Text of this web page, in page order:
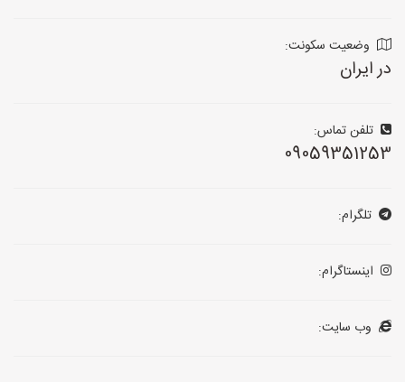
وضعیت سکونت:
در ایران
تلفن تماس:
09059351253
تلگرام:
اینستاگرام:
وب سایت: